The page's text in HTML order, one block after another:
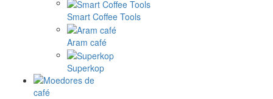
Smart Coffee Tools
Aram café
Superkop